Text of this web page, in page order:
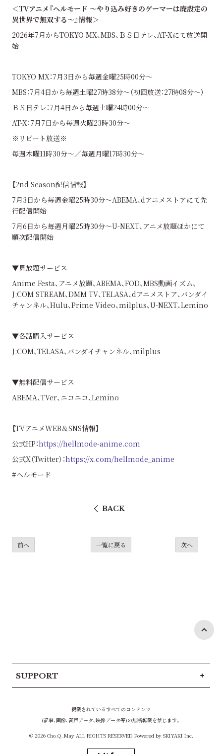
＜TVアニメ『ヘルモード ～やり込み好きのゲーマーは廃設定の
異世界で無双する～』情報＞
2026年7月からTOKYO MX、MBS、ＢＳ日テレ、AT-Xにて放送開
始
TOKYO MX：7月3日から毎週金曜25時00分～
MBS：7月4日から毎週土曜27時38分～（初回放送：27時08分～）
ＢＳ日テレ：7月4日から毎週土曜24時00分～
AT-X：7月7日から毎週火曜23時30分～
※リピート放送※
毎週木曜11時30分～／毎週月曜17時30分～
【2nd Season配信情報】
7月3日から毎週金曜25時30分〜ABEMA、dアニメストアにて先
行配信開始
7月6日から毎週月曜25時30分〜U-NEXT、アニメ放題ほかにて
順次配信開始
▼見放題サービス
Anime Festa、アニメ放題、ABEMA、FOD、MBS動画イズム、
J:COM STREAM、DMM TV、TELASA、dアニメストア、バンダイ
チャンネル、Hulu、Prime Video、milplus、U-NEXT、Lemino
▼各話購入サービス
J:COM、TELASA、バンダイチャンネル、milplus
▼無料配信サービス
ABEMA、TVer、ニコニコ、Lemino
【TVアニメWEB＆SNS情報】
公式HP：https://hellmode-anime.com
公式X（Twitter）：https://x.com/hellmode_anime
#ヘルモード
BACK
前へ 一覧に戻る 次へ
SUPPORT
掲載されているすべてのコンテンツ
(記事、画像、音声データ、映像データ等)の無断転載を禁じます。
© 2026 Cho_Q_May ALL RIGHTS RESERVED Powered by SKIYAKI Inc.